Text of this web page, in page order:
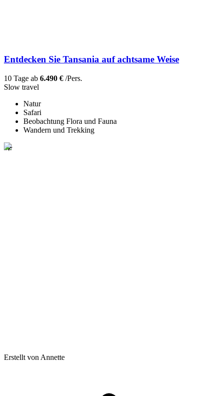
Entdecken Sie Tansania auf achtsame Weise
10 Tage ab 6.490 € /Pers.
Slow travel
Natur
Safari
Beobachtung Flora und Fauna
Wandern und Trekking
Erstellt von Annette